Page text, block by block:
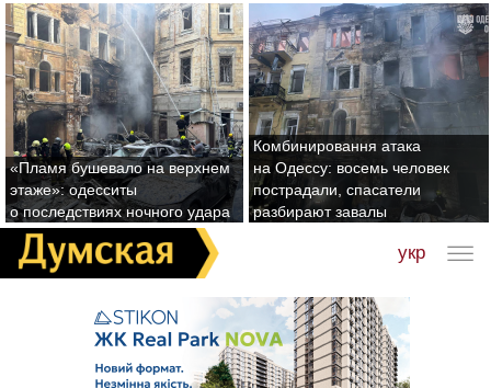
«Пламя бушевало на верхнем
этаже»: одесситы
о последствиях ночного удара
Комбинировання атака
на Одессу: восемь человек
пострадали, спасатели
разбирают завалы
укр